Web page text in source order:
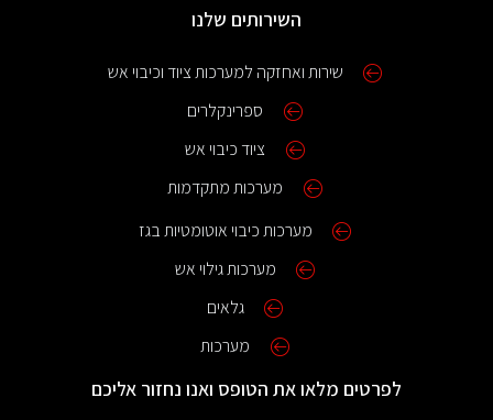
השירותים שלנו
שירות ואחזקה למערכות ציוד וכיבוי אש
ספרינקלרים
ציוד כיבוי אש
מערכות מתקדמות
מערכות כיבוי אוטומטיות בגז
מערכות גילוי אש
גלאים
מערכות
לפרטים מלאו את הטופס ואנו נחזור אליכם